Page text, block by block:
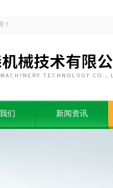
！
们 新闻资讯